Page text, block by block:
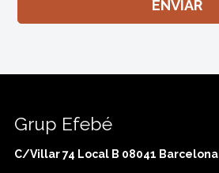
Grup Efebé
C/Villar 74 Local B 08041 Barcelona